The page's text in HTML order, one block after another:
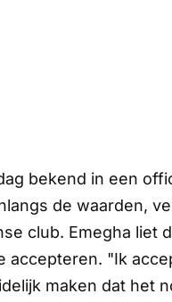
bekend in een
de waarden,
club. Emegha liet
"Ik
maken dat het